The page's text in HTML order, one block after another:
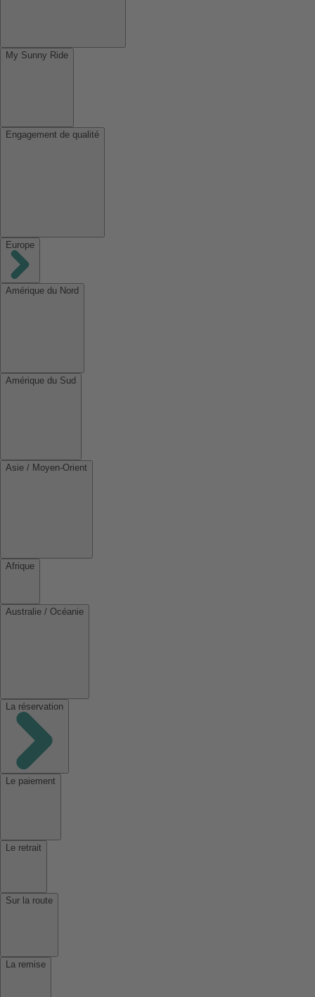
My Sunny Ride
Engagement de qualité
Europe
Amérique du Nord
Amérique du Sud
Asie / Moyen-Orient
Afrique
Australie / Océanie
La réservation
Le paiement
Le retrait
Sur la route
La remise